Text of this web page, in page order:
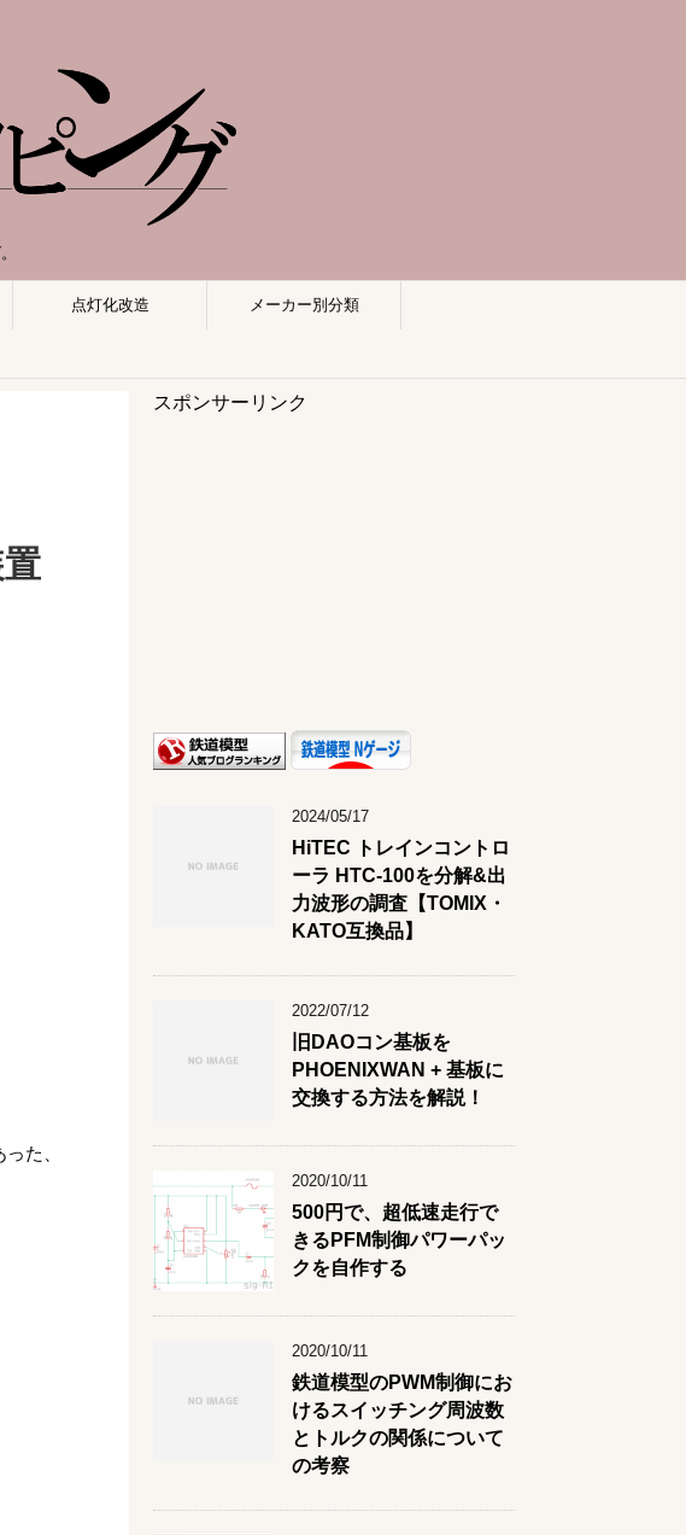
点灯化改造 メーカー別分類
た、
スポンサーリンク
2024/05/17
HiTEC トレインコントロ
ーラ HTC-100を分解&出
力波形の調査【TOMIX・
KATO互換品】
2022/07/12
旧DAOコン基板を
PHOENIXWAN + 基板に
交換する方法を解説！
2020/10/11
500円で、超低速走行で
きるPFM制御パワーパッ
クを自作する
2020/10/11
鉄道模型のPWM制御にお
けるスイッチング周波数
とトルクの関係について
の考察